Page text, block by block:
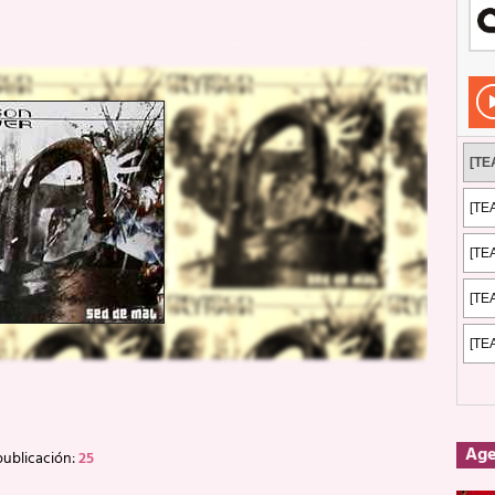
2 de mayo de 2026 en Fuengirola
Su ‘aullido’ retumbó ferozmente en Fuengirola.
REPORTAJES
La historia de Nintendo Vol. 2 PUBLICACIONES
25